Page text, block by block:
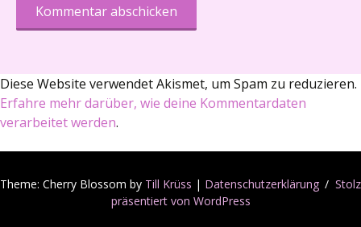
Diese Website verwendet Akismet, um Spam zu reduzieren.
Erfahre mehr darüber, wie deine Kommentardaten
verarbeitet werden.
Theme: Cherry Blossom by Till Krüss | Datenschutzerklärung
Stolz
präsentiert von WordPress